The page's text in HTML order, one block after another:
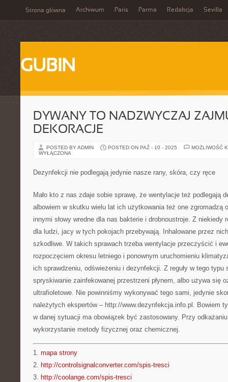
Strona główna Archiwum Paris Parma Redakcja Sevilla
GUBIN
DYWANY TO NADZWYCZAJ
DEKORACJE
POSTED BY ADMIN POSTED ON PAŹ - 10 - 2025
MOŻLIWOŚĆ
WYŁĄCZONA
Dezynfekcji nie podlegają jedynie nasze rany, skóra, czy ręce
Mało kto z nas zdaje sobie sprawę, że wentylacje też podlegają
albowiem w skutku wielu lat ich użytkowania też one zgromadzą
innymi słowy wredne dla nas bakterie i drobnoustroje. Z niekiedy
dla ludzi, jacy w tych pokojach przebywają. Inhalowane przez
szkodliwe. W takich sprawach trzeba wentylacje przeczyścić i
rozpoczęciem okresu letniego i ponownym uruchomieniu
ich sprawdzeniu, odświeżeniu i dezynfekcji. Z reguły w tego typu
spryskiwanie zainfekowanej przestrzeni płynem, albo używa się
ultrafioletowe. Nie powinniśmy wykonywać tego sami, jedynie
należytych ekspertów – http://www.dezynfekcja.info.pl. Bowiem
w danej sytuacji ma obowiązek być zastosowany. Przy
wykorzystanie metody fizycznej oraz chemicznej.
1. mapa strony
2. http://controlsignalconverter.com/spis-tresci
3. http://coolange.com/spis-tresci